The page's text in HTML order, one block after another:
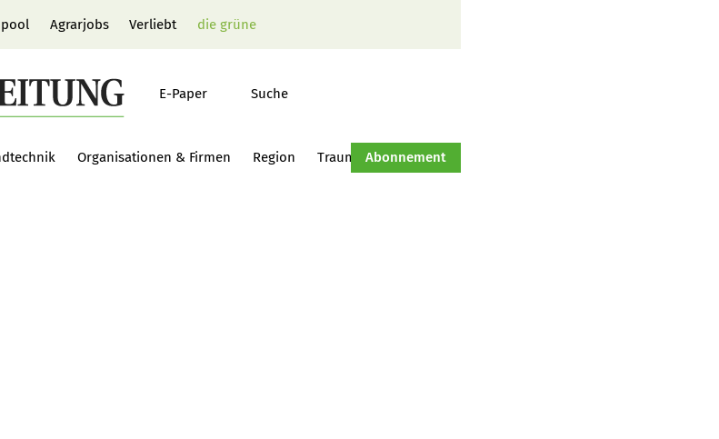
Agrarjobs Verliebt die grüne
E-Paper Suche
Organisationen & Firmen Region Traumtraktor Hof-Management
Abonnement